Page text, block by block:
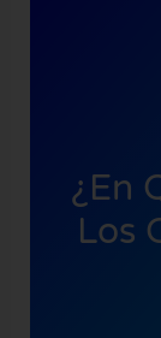
¿En
Los